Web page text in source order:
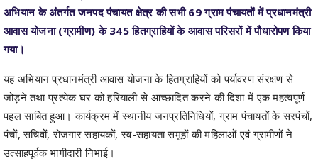
गया।
यह अभियान प्रधानमंत्री आवास योजना के हितग्राहियों को पर्यावरण संरक्षण से
जोड़ने तथा प्रत्येक घर को हरियाली से आच्छादित करने की दिशा में एक महत्वपूर्ण
पहल साबित हुआ। कार्यक्रम में स्थानीय जनप्रतिनिधियों, ग्राम पंचायतों के सरपंचों,
पंचों, सचिवों, रोजगार सहायकों, स्व-सहायता समूहों की महिलाओं एवं ग्रामीणों ने
उत्साहपूर्वक भागीदारी निभाई।
अभियान की सफलता में वन विभाग की महत्वपूर्ण भूमिका रही। विभाग द्वारा पौधारोपण
के लिए उच्च गुणवत्ता वाले फलदार, छायादार एवं औषधीय पौधे उपलब्ध कराए गए।